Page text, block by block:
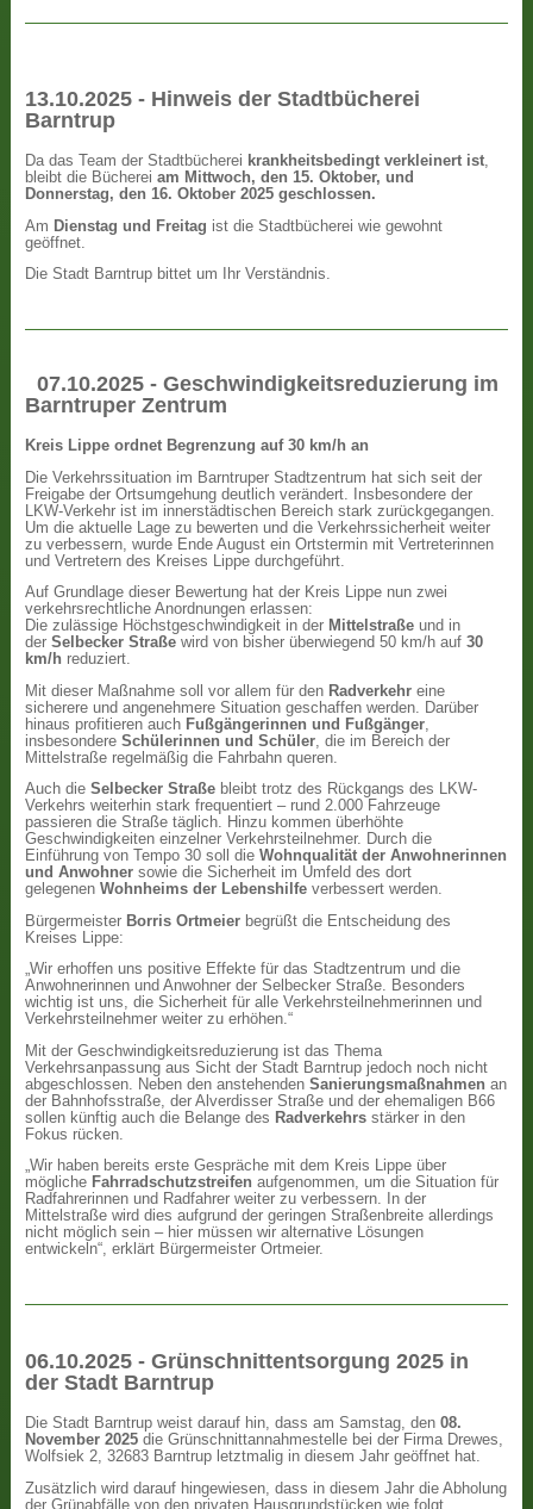
13.10.2025 - Hinweis der Stadtbücherei
Barntrup
Da das Team der Stadtbücherei krankheitsbedingt verkleinert ist,
bleibt die Büchereiam Mittwoch, den 15. Oktober, und
Donnerstag, den 16. Oktober 2025 geschlossen.
Am Dienstag und Freitag ist die Stadtbücherei wie gewohnt
geöffnet.
Die Stadt Barntrup bittet um Ihr Verständnis.
07.10.2025 - Geschwindigkeitsreduzierung im
Barntruper Zentrum
Kreis Lippe ordnet Begrenzung auf 30 km/h an
Die Verkehrssituation im Barntruper Stadtzentrum hat sich seit der
Freigabe der Ortsumgehung deutlich verändert. Insbesondere der
LKW-Verkehr ist im innerstädtischen Bereich stark zurückgegangen.
Um die aktuelle Lage zu bewerten und die Verkehrssicherheit weiter
zu verbessern, wurde Ende August ein Ortstermin mit Vertreterinnen
und Vertretern des Kreises Lippe durchgeführt.
Auf Grundlage dieser Bewertung hat der Kreis Lippe nun zwei
verkehrsrechtliche Anordnungen erlassen:
Die zulässige Höchstgeschwindigkeit in der Mittelstraße und in
derSelbecker Straße wird von bisher überwiegend 50 km/h auf30
km/h reduziert.
Mit dieser Maßnahme soll vor allem für den Radverkehr eine
sicherere und angenehmere Situation geschaffen werden. Darüber
hinaus profitieren auch Fußgängerinnen und Fußgänger
insbesondereSchülerinnen und Schüler , die im Bereich der
Mittelstraße regelmäßig die Fahrbahn queren.
Auch dieSelbecker Straße bleibt trotz des Rückgangs des LKW-
Verkehrs weiterhin stark frequentiert – rund 2.000 Fahrzeuge
passieren die Straße täglich. Hinzu kommen überhöhte
Geschwindigkeiten einzelner Verkehrsteilnehmer. Durch die
Einführung von Tempo 30 soll dieWohnqualität der Anwohnerinnen
und Anwohner sowie die Sicherheit im Umfeld des dort
gelegenenWohnheims der Lebenshilfe verbessert werden.
Bürgermeister Borris Ortmeier begrüßt die Entscheidung des
Kreises Lippe:
„Wir erhoffen uns positive Effekte für das Stadtzentrum und die
Anwohnerinnen und Anwohner der Selbecker Straße. Besonders
wichtig ist uns, die Sicherheit für alle Verkehrsteilnehmerinnen und
Verkehrsteilnehmer weiter zu erhöhen.“
Mit der Geschwindigkeitsreduzierung ist das Thema
Verkehrsanpassung aus Sicht der Stadt Barntrup jedoch noch nicht
abgeschlossen. Neben den anstehendenSanierungsmaßnahmen an
der Bahnhofsstraße, der Alverdisser Straße und der ehemaligen B66
sollen künftig auch die Belange des Radverkehrs stärker in den
Fokus rücken.
„Wir haben bereits erste Gespräche mit dem Kreis Lippe über
mögliche Fahrradschutzstreifen aufgenommen, um die Situation für
Radfahrerinnen und Radfahrer weiter zu verbessern. In der
Mittelstraße wird dies aufgrund der geringen Straßenbreite allerdings
nicht möglich sein – hier müssen wir alternative Lösungen
entwickeln“, erklärt Bürgermeister Ortmeier.
06.10.2025 - Grünschnittentsorgung 2025 in
der Stadt Barntrup
Die Stadt Barntrup weist darauf hin, dass am Samstag, den08.
November 2025 die Grünschnittannahmestelle bei der Firma Drewes,
Wolfsiek 2, 32683 Barntrup letztmalig in diesem Jahr geöffnet hat.
Zusätzlich wird darauf hingewiesen, dass in diesem Jahr die Abholung
der Grünabfälle von den privaten Hausgrundstücken wie folgt